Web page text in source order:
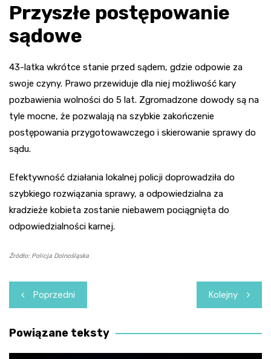
Przyszłe postępowanie
sądowe
43-latka wkrótce stanie przed sądem, gdzie odpowie za
swoje czyny. Prawo przewiduje dla niej możliwość kary
pozbawienia wolności do 5 lat. Zgromadzone dowody są na
tyle mocne, że pozwalają na szybkie zakończenie
postępowania przygotowawczego i skierowanie sprawy do
sądu.
Efektywność działania lokalnej policji doprowadziła do
szybkiego rozwiązania sprawy, a odpowiedzialna za
kradzieże kobieta zostanie niebawem pociągnięta do
odpowiedzialności karnej.
Źródło: Policja Dolnośląska
Nawigacja
wpisu
Poprzedni Kolejny
Powiązane teksty